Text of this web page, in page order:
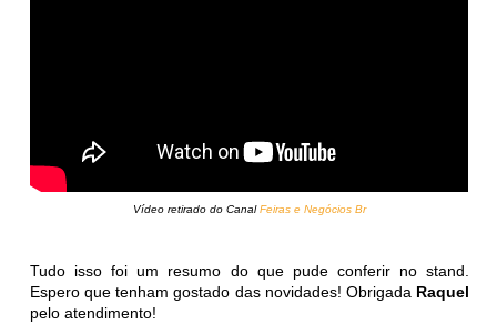
Vídeo retirado do CanalFeiras e Negócios Br
Tudo isso foi um resumo do que pude conferir no stand.
Espero que tenham gostado das novidades! Obrigada Raquel
pelo atendimento!